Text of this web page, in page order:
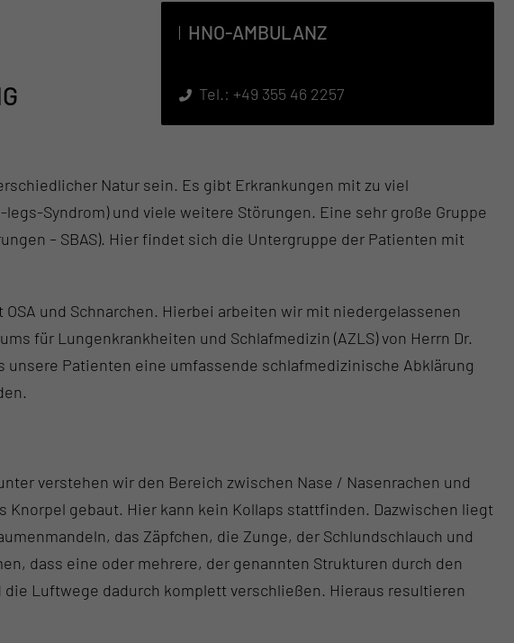
HNO-AM­BU­LANZ
Tel.: +49 355 46 2257
Natur sein. Es gibt Erkrankungen mit zu viel
Syndrom) und viele weitere Störungen. Eine sehr große Gruppe
– SBAS). Hier findet sich die Untergruppe der Patienten mit
und Schnarchen. Hierbei arbeiten wir mit niedergelassenen
für Lungenkrankheiten und Schlafmedizin (AZLS) von Herrn Dr.
Patienten eine umfassende schlafmedizinische Abklärung
verstehen wir den Bereich zwischen Nase / Nasenrachen und
gebaut. Hier kann kein Kollaps stattfinden. Dazwischen liegt
das Zäpfchen, die Zunge, der Schlundschlauch und
dass eine oder mehrere, der genannten Strukturen durch den
Luftwege dadurch komplett verschließen. Hieraus resultieren